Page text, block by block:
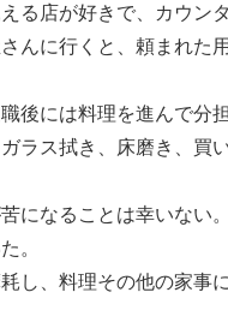
る店が好きで、カウン
んに行くと、頼まれた
後には料理を進んで分
ラス拭き、床磨き、買
になることは幸いない
。
し、料理その他の家事